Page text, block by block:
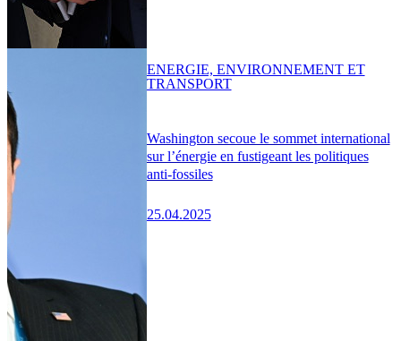
Washington secoue le sommet international
sur l’énergie en fustigeant les politiques
anti-fossiles
25.04.2025
ENERGIE, ENVIRONNEMENT ET
TRANSPORT